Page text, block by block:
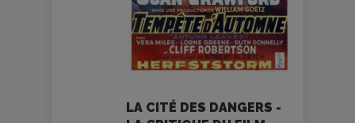
LA CITÉ DES DANGERS -